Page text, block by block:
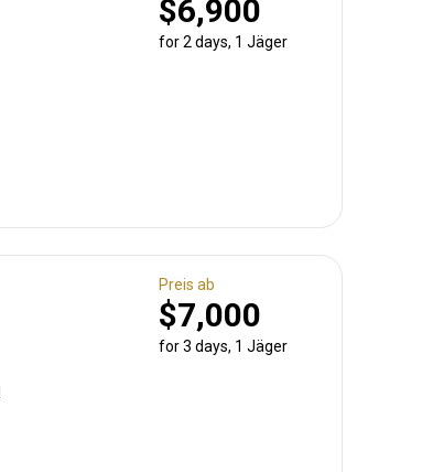
$6,900
for 2 days, 1 Jäger
Preis ab
$7,000
for 3 days, 1 Jäger